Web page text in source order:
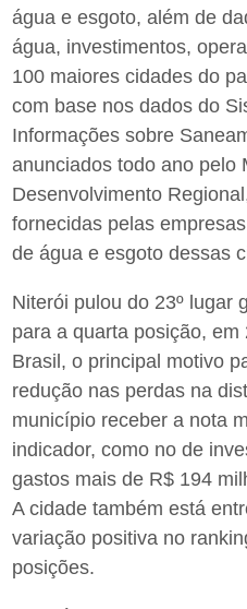
água e esgoto, além de
água, investimentos,
100 maiores cidades do
com base nos dados do
Informações sobre
anunciados todo ano pelo
Desenvolvimento
fornecidas pelas
de água e esgoto dessas
Niterói pulou do 23º lugar
para a quarta posição,
Brasil, o principal motivo
redução nas perdas na
município receber a nota
indicador, como no de
gastos mais de R$ 194
A cidade também está
variação positiva no
posições.